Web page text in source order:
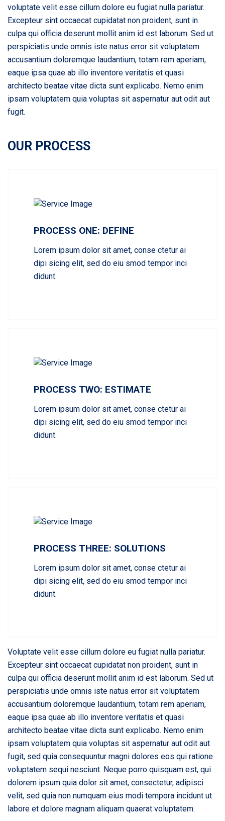
voluptate velit esse cillum dolore eu fugiat nulla pariatur.
Excepteur sint occaecat cupidatat non proident, sunt in
culpa qui officia deserunt mollit anim id est laborum. Sed ut
perspiciatis unde omnis iste natus error sit voluptatem
accusantium doloremque laudantium, totam rem aperiam,
eaque ipsa quae ab illo inventore veritatis et quasi
architecto beatae vitae dicta sunt explicabo. Nemo enim
ipsam voluptatem quia voluptas sit aspernatur aut odit aut
fugit.
OUR PROCESS
PROCESS ONE: DEFINE
Lorem ipsum dolor sit amet, conse ctetur ai
dipi sicing elit, sed do eiu smod tempor inci
didunt.
PROCESS TWO: ESTIMATE
Lorem ipsum dolor sit amet, conse ctetur ai
dipi sicing elit, sed do eiu smod tempor inci
didunt.
PROCESS THREE: SOLUTIONS
Lorem ipsum dolor sit amet, conse ctetur ai
dipi sicing elit, sed do eiu smod tempor inci
didunt.
Voluptate velit esse cillum dolore eu fugiat nulla pariatur.
Excepteur sint occaecat cupidatat non proident, sunt in
culpa qui officia deserunt mollit anim id est laborum. Sed ut
perspiciatis unde omnis iste natus error sit voluptatem
accusantium doloremque laudantium, totam rem aperiam,
eaque ipsa quae ab illo inventore veritatis et quasi
architecto beatae vitae dicta sunt explicabo. Nemo enim
ipsam voluptatem quia voluptas sit aspernatur aut odit aut
fugit, sed quia consequuntur magni dolores eos qui ratione
voluptatem sequi nesciunt. Neque porro quisquam est, qui
dolorem ipsum quia dolor sit amet, consectetur, adipisci
velit, sed quia non numquam eius modi tempora incidunt ut
labore et dolore magnam aliquam quaerat voluptatem.